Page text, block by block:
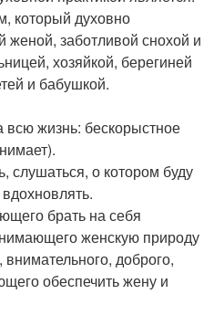
который духовно
женой, заботливой снохой и
хозяйкой, берегиней
и бабушкой.
жизнь: бескорыстное
слушаться, о котором буду
брать на себя
женскую природу
доброго,
обеспечить жену и